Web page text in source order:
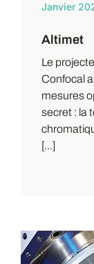
Janvier
Altimet
Le
Confocal
mesures
secret : la
[...]